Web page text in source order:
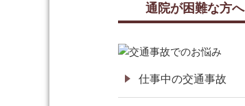
通院が困難な方へ
仕事中の交通事故